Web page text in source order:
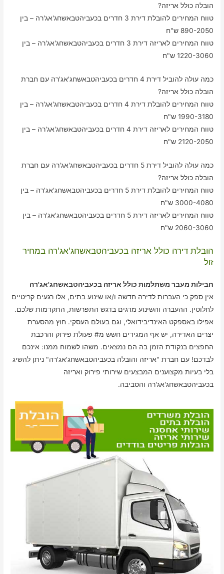
הובלה כולל אריזה?
טווח המחירים להובלת דירת 3 חדרים בכעביהטבאשחג'אג'רה – בין
890-2050 ש"ח
טווח המחירים לאריזה דירת 3 חדרים בכעביהטבאשחג'אג'רה – בין
1220-3060 ש"ח
כמה עולה להוביל דירת 4 חדרים בכעביהטבאשחג'אג'רה עם חברת
הובלה כולל אריזה?
טווח המחירים להובלת דירת 4 חדרים בכעביהטבאשחג'אג'רה – בין
1990-3180 ש"ח
טווח המחירים לאריזה דירת 4 חדרים בכעביהטבאשחג'אג'רה – בין
2120-2050 ש"ח
כמה עולה להוביל דירת 5 חדרים בכעביהטבאשחג'אג'רה עם חברת
הובלה כולל אריזה?
טווח המחירים להובלת דירת 5 חדרים בכעביהטבאשחג'אג'רה – בין
3000-4080 ש"ח
טווח המחירים לאריזה דירת 5 חדרים בכעביהטבאשחג'אג'רה – בין
2060-3060 ש"ח
הובלת דירה כולל אריזה בכעביהטבאשחג'אג'רה במחיר
זול
חבילות מעבר משתלמות כולל אריזה בכעביהטבאשחג'אג'רה
אין ספק כי העברות לדירה חדשה ו/או שינוע בתים, אלו רגעים קריטיים
לחלוטין. ההעברה והשינוע מדגים בדגש התפרשות, התקדמות שלכם.
אפילו באספקט האינדיבידואלי, וגם בעולם העסקי. חוץ מהסערת
יצרים האדירה, יש אף המגידים חשש מ# פעולת פירוק והרכבת
החפצים בנקודת הזמן בה הם נמצאים. משהו לשמוח ממנו: אינכם
לבדכם! עם חברת "אריזה והובלה בכעביהטבאשחג'אג'רה" ניתן להשיג
בלי בעיות מקצוענים המבצעים שירותי פירוק ואריזה
בכעביהטבאשחג'אג'רה והסביבה.